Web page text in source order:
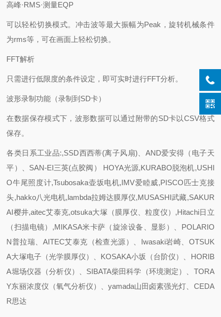
高峰·RMS·测量EQP
可以轻松切换模式。冲击波等最大振幅为Peak，旋转机械条件
为rms等，可在画面上轻松切换。
FFT解析
只需进行低限度的条件设定，即可实时进行FFT分析。
波形录制功能（录制到SD卡）
在数据保存模式下，波形数据可以通过附带的SD卡以CSV格式
保存。
各类日系工业品:,SSD西西蒂(离子风扇)、AND爱安得（电子天
平）、SAN-EI三英(点胶阀） HOYA光源,KURABO脱泡机,USHI
O牛尾照度计,Tsubosaka壶坂电机,IMV爱睦威,PISCO匹士克接
头,hakko八光电机,lambda拉姆达膜厚仪,MUSASHI武藏,SAKUR
AI樱井,aitec艾泰克,otsuka大塚（膜厚仪、粒度仪）,Hitachi日立
（扫描电镜）,MIKASA米卡萨（旋涂设备、显影）、POLARIO
N普拉瑞、AITEC艾泰克（检查光源）、Iwasaki岩崎、OTSUK
A大塚电子（光学膜厚仪）、KOSAKA小坂（台阶仪）、HORIB
A堀场仪器（分析仪）、SIBATA柴田科学（环境测定）、TORA
Y东丽浓度仪（氧气分析仪）、yamada山田卤素强光灯、CEDA
R思达